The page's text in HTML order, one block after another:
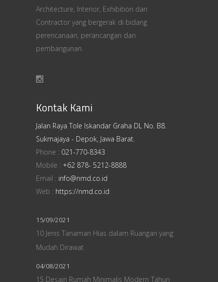
Architecture, Interior, Exhibition dan
Contractor yang bergerak di bidang
perencanaan, perancangan dan
pembangunan.
Kontak Kami
Jalan Raya Tole Iskandar Graha DL No. B8.
Sukmajaya - Depok, Jawa Barat.
Phone : 021-770-8343
Mobile : +62 878- 5212-8888
Email : info@nmd.co.id
Web : https://nmd.co.id
15/09/2021
10 Jenis Tanaman Hias dalam Ruangan yang
Mudah Dirawat
04/08/2021
15 Desain Rumah Minimalis Modern Tahun